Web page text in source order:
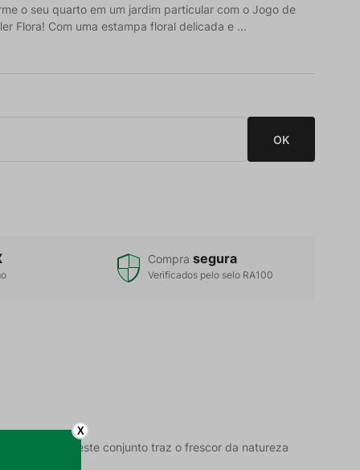
o seu quarto em um jardim particular com o Jogo de
Flora! Com uma estampa floral delicada e ...
Compra segura
Verificados pelo selo RA100
em detalhes, este conjunto traz o frescor da natureza
X